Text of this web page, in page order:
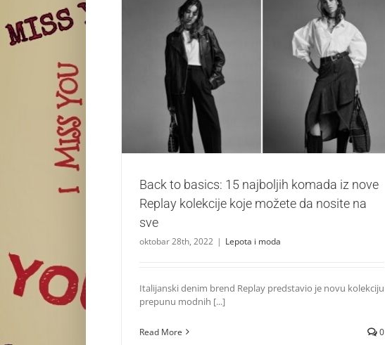
Back to basics: 15 najboljih komada iz nove Replay kolekcije
koje možete da nosite na sve
Back to basics: 15 najboljih komada iz nove
Replay kolekcije koje možete da nosite na
sve
oktobar 28th, 2022 | Lepota i moda
Italijanski denim brend Replay predstavio je novu kolekciju
prepunu modnih [...]
Read More 0